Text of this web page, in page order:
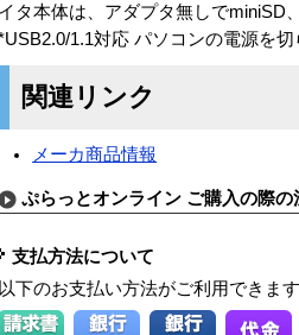
イタ本体は、アダプタ無しでminiSD
1.1対応 パソコンの電源を
関連リンク
メーカ商品情報
ぷらっとオンライン ご購入の際の
支払方法について
以下のお支払い方法がご利用できます